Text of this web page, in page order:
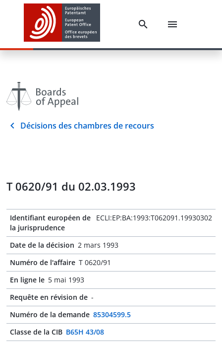
Décisions des chambres de recours
T 0620/91 du 02.03.1993
Identifiant européen de
la jurisprudence
ECLI:EP:BA:1993:T062091.19930302
Date de la décision 2 mars 1993
Numéro de l'affaire T 0620/91
En ligne le 5 mai 1993
Requête en révision de -
Numéro de la demande 85304599.5
Classe de la CIB B65H 43/08